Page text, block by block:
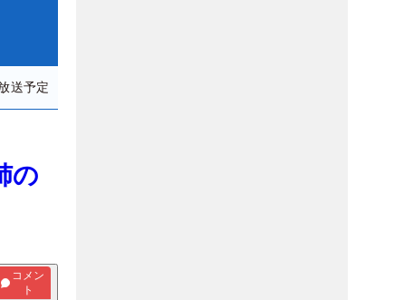
送予定
の
コメン
ト